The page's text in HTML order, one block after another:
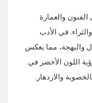
والعمارة
في الأدب
والبهجة، مما يعكس
اللون الأخضر في
والازدهار.